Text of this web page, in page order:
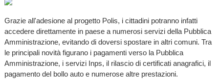
Grazie all'adesione al progetto Polis, i cittadini potranno infatti
accedere direttamente in paese a numerosi servizi della Pubblica
Amministrazione, evitando di doversi spostare in altri comuni. Tra
le principali novità figurano i pagamenti verso la Pubblica
Amministrazione, i servizi Inps, il rilascio di certificati anagrafici, il
pagamento del bollo auto e numerose altre prestazioni.